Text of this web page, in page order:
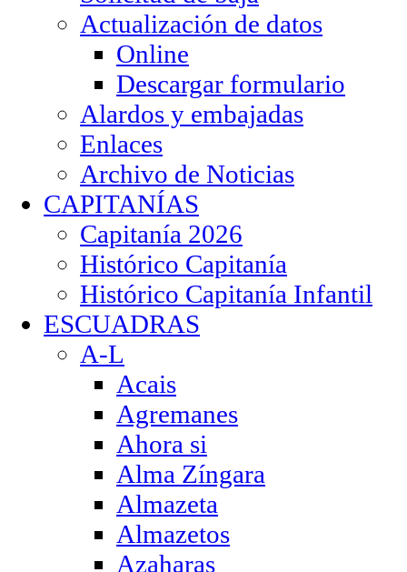
Actualización de datos
Online
Descargar formulario
Alardos y embajadas
Enlaces
Archivo de Noticias
CAPITANÍAS
Capitanía 2026
Histórico Capitanía
Histórico Capitanía Infantil
ESCUADRAS
A-L
Acais
Agremanes
Ahora si
Alma Zíngara
Almazeta
Almazetos
Azaharas